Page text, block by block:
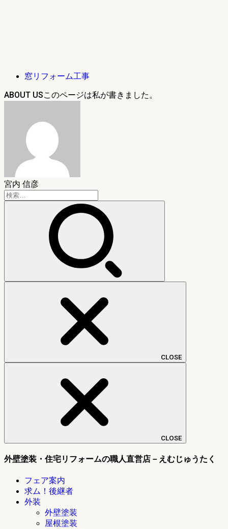
窓リフォーム工事
ABOUT US
宮内 信彦
検
索:
CLOSE
CLOSE
外壁塗装・住宅リフォームの職人直営店－えむじゅうたく
フェア案内
求ム！後継者
外装
外壁塗装
屋根塗装